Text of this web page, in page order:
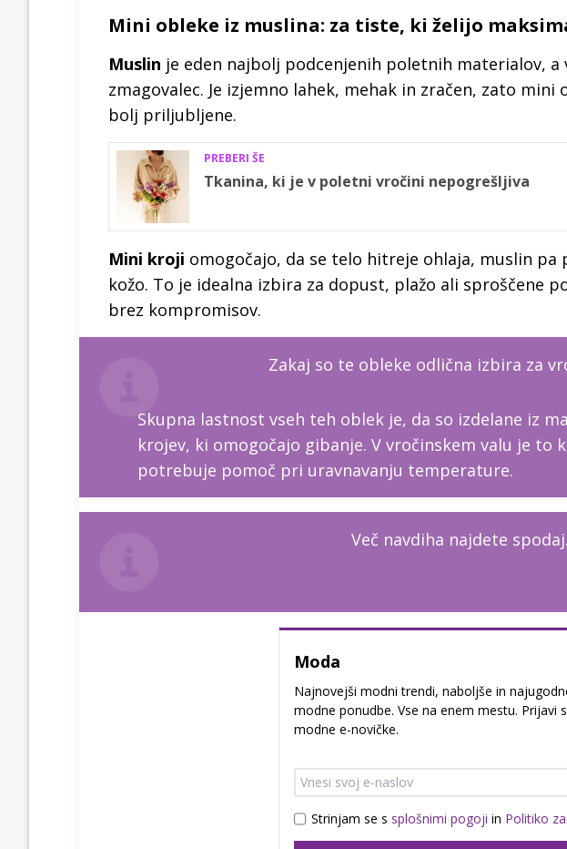
Mini obleke iz muslina: za tiste, ki želijo
Muslin je eden najbolj podcenjenih poletnih materialov, a
zmagovalec. Je izjemno lahek, mehak in zračen, zato
bolj priljubljene.
PREBERI ŠE
Tkanina, ki je v poletni vročini nepogrešljiva
Mini kroji omogočajo, da se telo hitreje ohlaja, muslin pa
kožo. To je idealna izbira za dopust, plažo ali sproščene
brez kompromisov.
Zakaj so te obleke odlična izbira za
Skupna lastnost vseh teh oblek je, da so izdelane iz
krojev, ki omogočajo gibanje. V vročinskem valu je to
potrebuje pomoč pri uravnavanju temperature.
Več navdiha najdete spodaj.
Moda
Najnovejši modni trendi, naboljše in
modne ponudbe. Vse na enem mestu. Prijavi
modne e-novičke.
Strinjam se s splošnimi pogoji in Politiko